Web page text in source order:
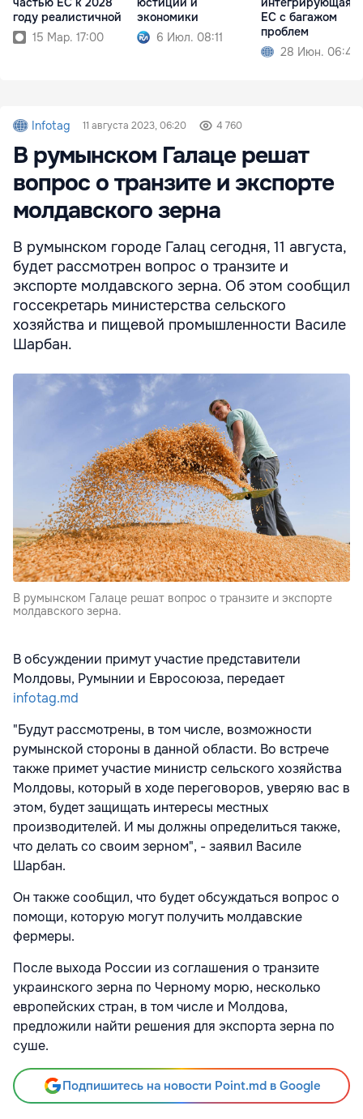
году реалистичной
15 Мар. 17:00
экономики
6 Июл. 08:11
ЕС с багажом
проблем
28 Июн. 06:49
Infotag 11 августа 2023, 06:20 4 760
В румынском Галаце решат
вопрос о транзите и экспорте
молдавского зерна
В румынском городе Галац сегодня, 11 августа,
будет рассмотрен вопрос о транзите и
экспорте молдавского зерна. Об этом сообщил
госсекретарь министерства сельского
хозяйства и пищевой промышленности Василе
Шарбан.
В румынском Галаце решат вопрос о транзите и экспорте
молдавского зерна.
В обсуждении примут участие представители
Молдовы, Румынии и Евросоюза, передает
infotag.md
"Будут рассмотрены, в том числе, возможности
румынской стороны в данной области. Во встрече
также примет участие министр сельского хозяйства
Молдовы, который в ходе переговоров, уверяю вас в
этом, будет защищать интересы местных
производителей. И мы должны определиться также,
что делать со своим зерном", - заявил Василе
Шарбан.
Он также сообщил, что будет обсуждаться вопрос о
помощи, которую могут получить молдавские
фермеры.
После выхода России из соглашения о транзите
украинского зерна по Черному морю, несколько
европейских стран, в том числе и Молдова,
предложили найти решения для экспорта зерна по
суше.
Подпишитесь на новости Point.md в Google